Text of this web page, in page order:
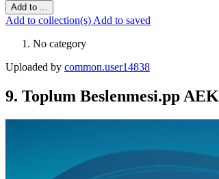
Add to ...
Add to collection(s) Add to saved
No category
Uploaded by common.user14838
9. Toplum Beslenmesi.pp AEK